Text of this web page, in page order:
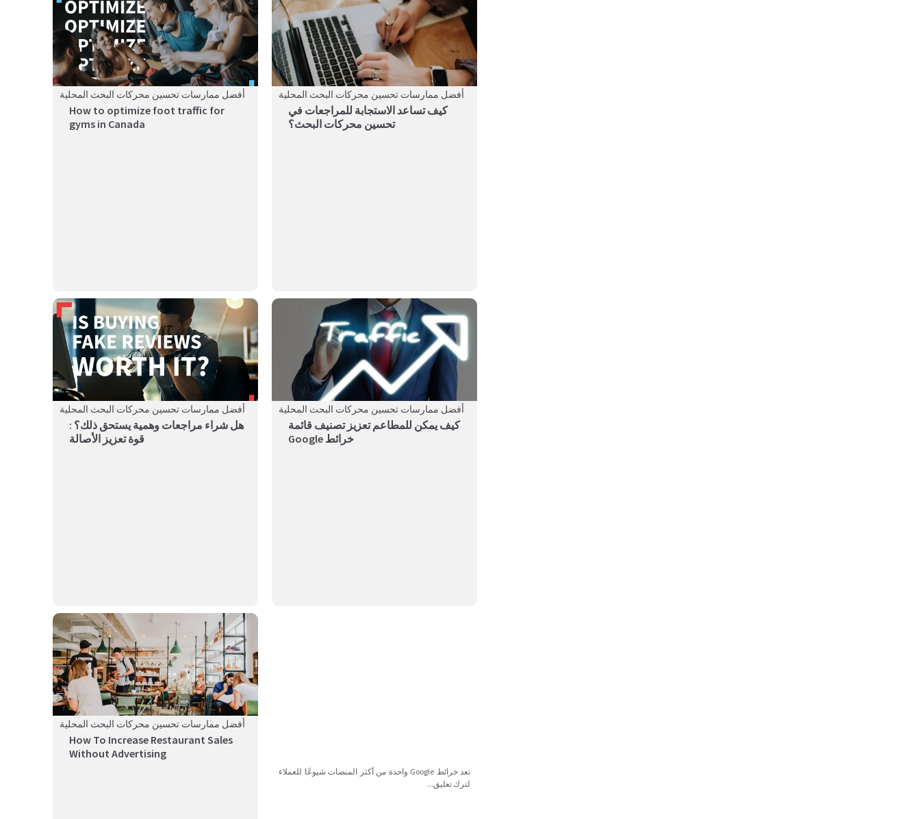
أفضل ممارسات تحسين محركات البحث المحلية
How to optimize foot traffic for
gyms in Canada
أفضل ممارسات تحسين محركات البحث المحلية
كيف تساعد الاستجابة للمراجعات في
تحسين محركات البحث؟
أفضل ممارسات تحسين محركات البحث المحلية
هل شراء مراجعات وهمية يستحق ذلك؟ :
قوة تعزيز الأصالة
أفضل ممارسات تحسين محركات البحث المحلية
كيف يمكن للمطاعم تعزيز تصنيف قائمة
خرائط Google
تعد خرائط Google واحدة من أكثر المنصات شيوعًا للعملاء
لترك تعليق...
أفضل ممارسات تحسين محركات البحث المحلية
How To Increase Restaurant Sales
Without Advertising